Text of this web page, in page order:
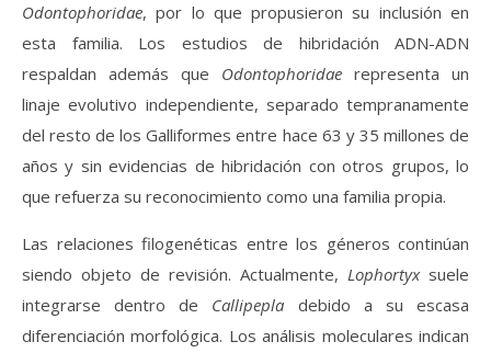
Odontophoridae, por lo que propusieron su inclusión en
esta familia. Los estudios de hibridación ADN-ADN
respaldan además que Odontophoridae representa un
linaje evolutivo independiente, separado tempranamente
del resto de los Galliformes entre hace 63 y 35 millones de
años y sin evidencias de hibridación con otros grupos, lo
que refuerza su reconocimiento como una familia propia.
Las relaciones filogenéticas entre los géneros continúan
siendo objeto de revisión. Actualmente, Lophortyxsuele
integrarse dentro de Callipepla debido a su escasa
diferenciación morfológica. Los análisis moleculares indican